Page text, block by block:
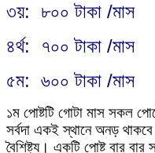
৩য়: ৮০০ টাকা /মাস
৪র্থ: ৭০০ টাকা /মাস
৫ম: ৬০০ টাকা /মাস
১ম পোষ্টটি গোটা মাস সকল
সর্বদা একই স্থানে অনড়
বৈশিষ্ট্য। একটি পোষ্ট বার বার